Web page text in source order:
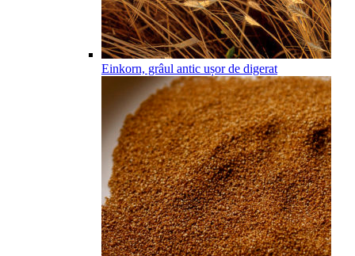
Einkorn, grâul antic ușor de digerat